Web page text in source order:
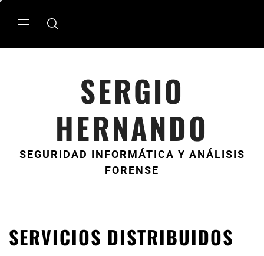
MenÃº
SERGIO
HERNANDO
SEGURIDAD INFORMÁTICA Y ANÁLISIS
FORENSE
SERVICIOS DISTRIBUIDOS